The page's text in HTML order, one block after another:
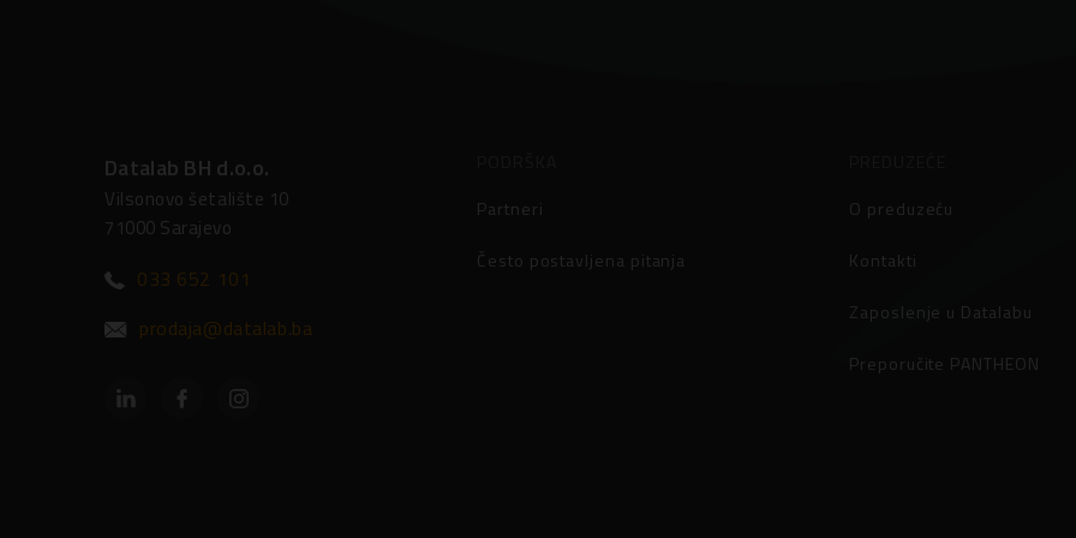
Datalab BH d.o.o.
Vilsonovo šetalište 10
71000 Sarajevo
033 652 101
prodaja@datalab.ba
Partneri
Često postavljena pitanja
O preduzeću
Kontakti
Zaposlenje u Datalabu
Preporučite PANTHEON